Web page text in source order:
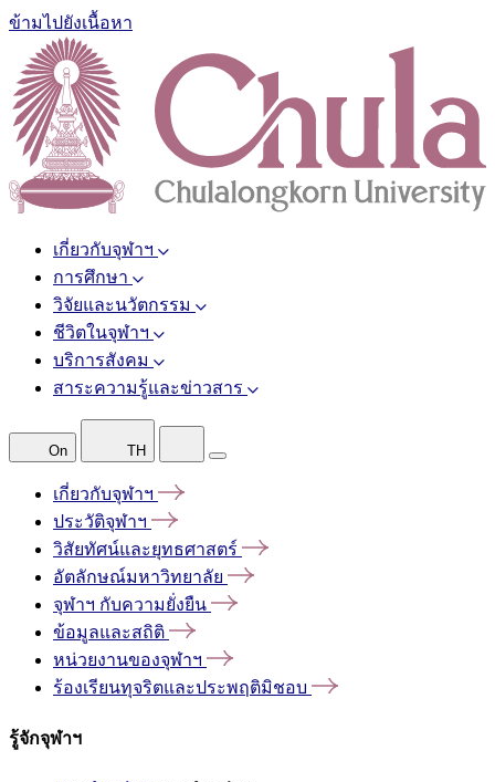
ข้ามไปยังเนื้อหา
เกี่ยวกับจุฬาฯ
การศึกษา
วิจัยและนวัตกรรม
ชีวิตในจุฬาฯ
บริการสังคม
สาระความรู้และข่าวสาร
On TH
เกี่ยวกับจุฬาฯ
ประวัติจุฬาฯ
วิสัยทัศน์และยุทธศาสตร์
อัตลักษณ์มหาวิทยาลัย
จุฬาฯ กับความยั่งยืน
ข้อมูลและสถิติ
หน่วยงานของจุฬาฯ
ร้องเรียนทุจริตและประพฤติมิชอบ
รู้จักจุฬาฯ